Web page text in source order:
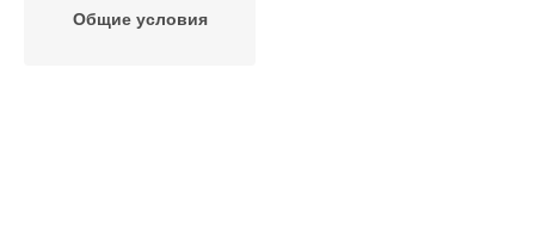
Общие условия